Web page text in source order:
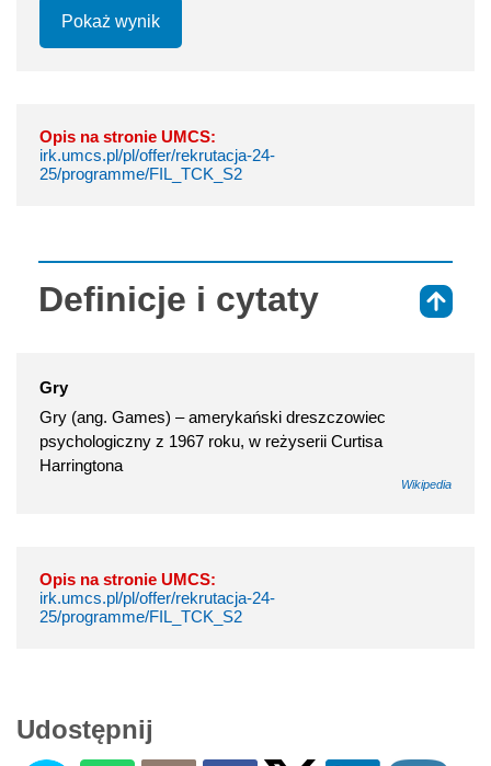
Pokaż wynik
Opis na stronie UMCS:
irk.umcs.pl/pl/offer/rekrutacja-24-
25/programme/FIL_TCK_S2
Definicje i cytaty
Gry
Gry (ang. Games) – amerykański dreszczowiec
psychologiczny z 1967 roku, w reżyserii Curtisa
Harringtona
Wikipedia
Opis na stronie UMCS:
irk.umcs.pl/pl/offer/rekrutacja-24-
25/programme/FIL_TCK_S2
Udostępnij